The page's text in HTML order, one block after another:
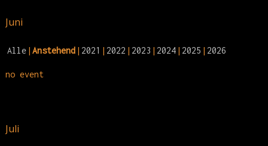
Juni
Alle Anstehend 2021 2022 2023 2024 2025 2026
no event
Juli